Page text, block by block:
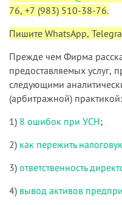
76, +7 (983) 510-38-76.
Пишите WhatsApp,
Прежде чем Фирма
предоставляемых услуг,
следующими
(арбитражной) практикой:
1) 8 ошибок при УСН;
2) как пережить
3) ответственность
4) вывод активов